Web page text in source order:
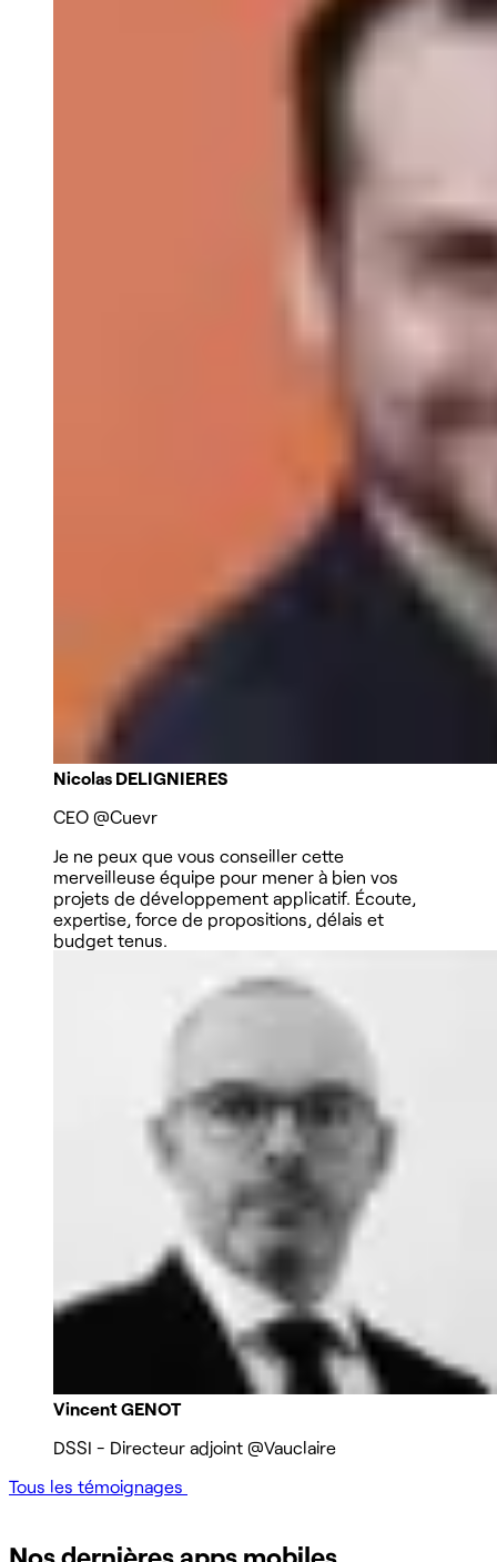
Nicolas DELIGNIERES
CEO @Cuevr
Je ne peux que vous conseiller cette
merveilleuse équipe pour mener à bien vos
projets de développement applicatif. Écoute,
expertise, force de propositions, délais et
budget tenus.
Vincent GENOT
DSSI - Directeur adjoint @Vauclaire
Tous les témoignages